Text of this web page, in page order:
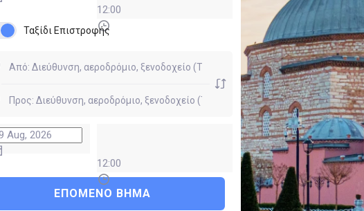
12:00
Ταξίδι Επιστροφής
12:00
ΕΠΌΜΕΝΟ ΒΉΜΑ